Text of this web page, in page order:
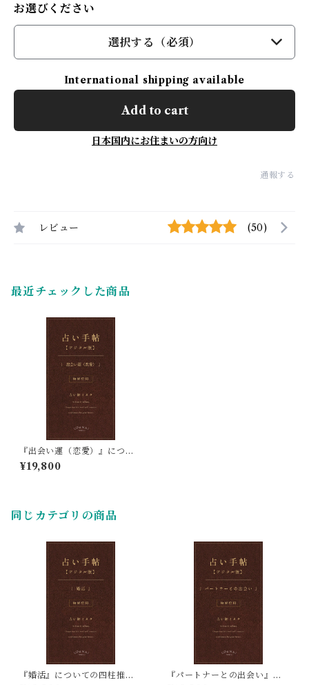
お選びください
選択する（必須）
International shipping available
Add to cart
日本国内にお住まいの方向け
通報する
レビュー (50)
最近チェックした商品
『出会い運（恋愛）』につい
ての四柱推命占い鑑定
¥19,800
同じカテゴリの商品
『婚活』についての四柱推命
『パートナーとの出会い』に